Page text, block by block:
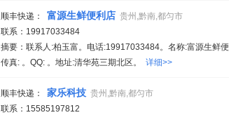
顺丰快递： 富源生鲜便利店 贵州,黔南,都匀市
联系：19917033484
摘要：联系人:柏玉富。电话:19917033484。名称:富源生鲜
传真: 。QQ: 。地址:清华苑三期北区。 详细>>
顺丰快递： 家乐科技 贵州,黔南,都匀市
联系：15585197812